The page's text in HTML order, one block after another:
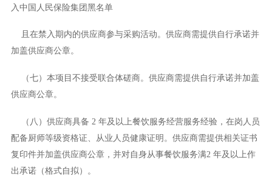
入中国人民保险集团黑名单
且在禁入期内的供应商参与采购活动。供应商需提供自行承诺并
加盖供应商公章。
（七）本项目不接受联合体磋商。供应商需提供自行承诺并加盖
供应商公章。
（八）供应商具备 2 年及以上餐饮服务经营服务经验，在岗人员
配备厨师等级资格证、从业人员健康证明。供应商需提供相关证书
复印件并加盖供应商公章，并对自身从事餐饮服务满2 年及以上作
出承诺（格式自拟）。